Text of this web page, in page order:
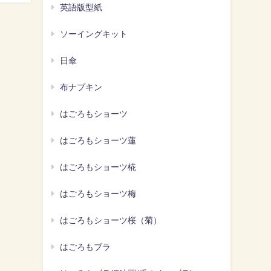
英語版型紙
ソーイングキット
日傘
布ナプキン
はごろもショーツ
はごろもショーツ蓮
はごろもショーツ椛
はごろもショーツ梅
はごろもショーツ桜（菊）
はごろもブラ